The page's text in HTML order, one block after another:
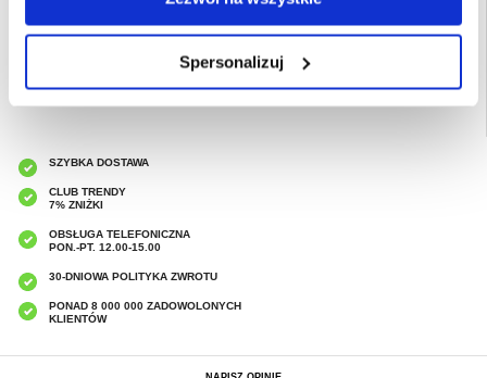
Spersonalizuj
Powiązane kategorie:Akcesoria do telefonów,Uniwersalne etui na telefon,
Wodoszczelne etui na telefon
SZYBKA DOSTAWA
CLUB TRENDY
7% ZNIŻKI
OBSŁUGA TELEFONICZNA
PON.-PT. 12.00-15.00
30-DNIOWA POLITYKA ZWROTU
PONAD 8 000 000 ZADOWOLONYCH
KLIENTÓW